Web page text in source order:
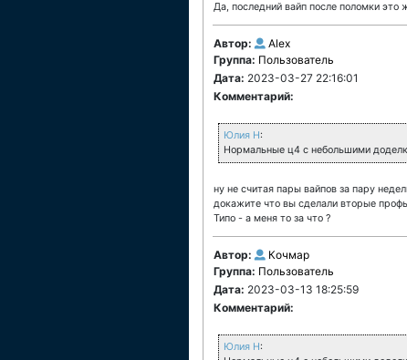
Да, последний вайп после поломки это
Автор:
Alex
Группа: Пользователь
Дата: 2023-03-27 22:16:01
Комментарий:
Юлия Н:
Нормальные ц4 с небольшими
ну не считая пары вайпов за пару
докажите что вы сделали вторые
Типо - а меня то за что ?
Автор:
Кочмар
Группа: Пользователь
Дата: 2023-03-13 18:25:59
Комментарий:
Юлия Н: